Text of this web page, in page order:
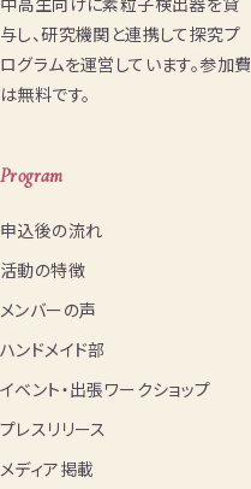
与し、研究機関と連携して探究プ
ログラムを運営しています。参加費
は無料です。
Program
申込後の流れ
活動の特徴
メンバーの声
ハンドメイド部
イベント・出張ワークショップ
プレスリリース
メディア掲載